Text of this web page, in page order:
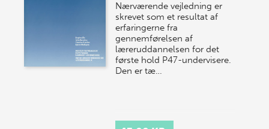
Nærværende vejledning er
skrevet som et resultat af
erfaringerne fra
gennemførelsen af
læreruddannelsen for det
første hold P47-undervisere.
Den er tæ…